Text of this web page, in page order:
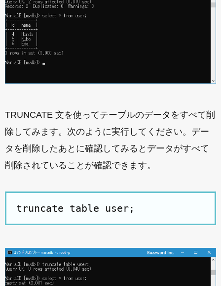
TRUNCATE 文を使ってテーブルのデータをすべて削
除してみます。次のように実行してください。デー
タを削除したあとに確認してみるとデータがすべて
削除されていることが確認できます。
truncate table user;